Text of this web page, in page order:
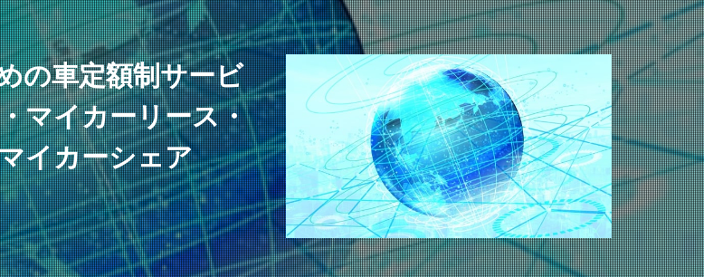
ゲーム
文芸・マンガ
映画・アニメ・ドラマ
音楽 サブスクリプション
マイカーリース
カーシェアリング
レンタカー
【全国区】定額モビリティサービス
WordPress
アフィリエイト
仮想通貨 国内旅行
海外旅行
の車定額制サービ
マイカーリース・
イカーシェア